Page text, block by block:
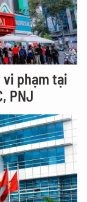
vi phạm tại
PNJ